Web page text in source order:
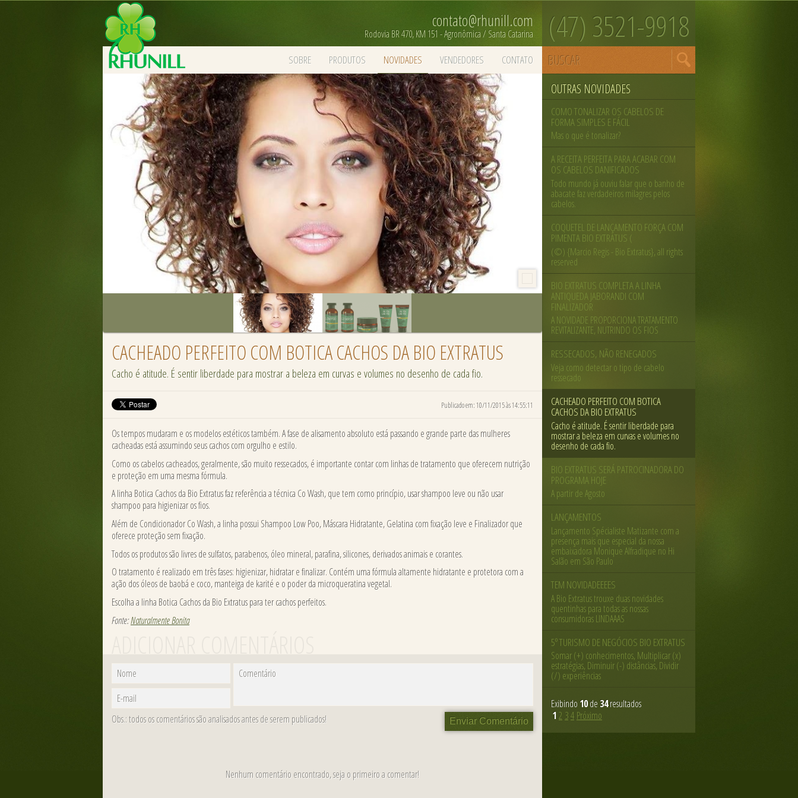
contato@rhunill.com
Rodovia BR 470, KM 151 - Agronômica / Santa Catarina (47) 3521-9918
SOBRE PRODUTOS NOVIDADES VENDEDORES CONTATO
CACHEADO PERFEITO COM BOTICA CACHOS DA BIO EXTRATUS
Cacho é atitude. É sentir liberdade para mostrar a beleza em curvas e volumes no desenho de cada fio.
Publicado em: 10/11/2015 às 14:55:11
Os tempos mudaram e os modelos estéticos também. A fase de alisamento absoluto está passando e grande parte das mulheres
cacheadas está assumindo seus cachos com orgulho e estilo.
Como os cabelos cacheados, geralmente, são muito ressecados, é importante contar com linhas de tratamento que oferecem nutrição
e proteção em uma mesma fórmula.
A linha Botica Cachos da Bio Extratus faz referência a técnica Co Wash, que tem como princípio, usar shampoo leve ou não usar
shampoo para higienizar os fios.
Além de Condicionador Co Wash, a linha possui Shampoo Low Poo, Máscara Hidratante, Gelatina com fixação leve e Finalizador que
oferece proteção sem fixação.
Todos os produtos são livres de sulfatos, parabenos, óleo mineral, parafina, silicones, derivados animais e corantes.
O tratamento é realizado em três fases: higienizar, hidratar e finalizar. Contém uma fórmula altamente hidratante e protetora com a
ação dos óleos de baobá e coco, manteiga de karité e o poder da microqueratina vegetal.
Escolha a linha Botica Cachos da Bio Extratus para ter cachos perfeitos.
Fonte:Naturalmente Bonita
Nome
E-mail
Comentário
Obs.: todos os comentários são analisados antes de serem publicados! Enviar Comentário
Nenhum comentário encontrado, seja o primeiro a comentar!
OUTRAS NOVIDADES
COMO TONALIZAR OS CABELOS DE
FORMA SIMPLES E FÁCIL
Mas o que é tonalizar?
A RECEITA PERFEITA PARA ACABAR COM
OS CABELOS DANIFICADOS
Todo mundo já ouviu falar que o banho de
abacate faz verdadeiros milagres pelos
cabelos.
COQUETEL DE LANÇAMENTO FORÇA COM
PIMENTA BIO EXTRATUS (
(©) {Marcio Regis - Bio Extratus}, all rights
reserved
BIO EXTRATUS COMPLETA A LINHA
ANTIQUEDA JABORANDI COM
FINALIZADOR
A NOVIDADE PROPORCIONA TRATAMENTO
REVITALIZANTE, NUTRINDO OS FIOS
RESSECADOS, NÃO RENEGADOS
Veja como detectar o tipo de cabelo
ressecado
CACHEADO PERFEITO COM BOTICA
CACHOS DA BIO EXTRATUS
Cacho é atitude. É sentir liberdade para
mostrar a beleza em curvas e volumes no
desenho de cada fio.
BIO EXTRATUS SERÁ PATROCINADORA DO
PROGRAMA HOJE
A partir de Agosto
LANÇAMENTOS
Lançamento Spécialiste Matizante com a
presença mais que especial da nossa
embaixadora Monique Alfradique no Hi
Salão em São Paulo
TEM NOVIDADEEEES
A Bio Extratus trouxe duas novidades
quentinhas para todas as nossas
consumidoras LINDAAAS
5º TURISMO DE NEGÓCIOS BIO EXTRATUS
Somar (+) conhecimentos, Multiplicar (x)
estratégias, Diminuir (-) distâncias, Dividir
(/) experiências
Exibindo 10de34resultados
12 34 Próximo